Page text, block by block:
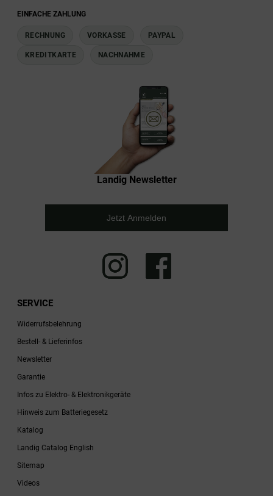
EINFACHE ZAHLUNG
RECHNUNG VORKASSE PAYPAL
KREDITKARTE NACHNAHME
Landig Newsletter
Jetzt Anmelden
SERVICE
Widerrufsbelehrung
Bestell- & Lieferinfos
Newsletter
Garantie
Infos zu Elektro- & Elektronikgeräte
Hinweis zum Batteriegesetz
Katalog
Landig Catalog English
Sitemap
Videos